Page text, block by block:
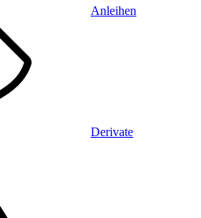
Anleihen
Derivate